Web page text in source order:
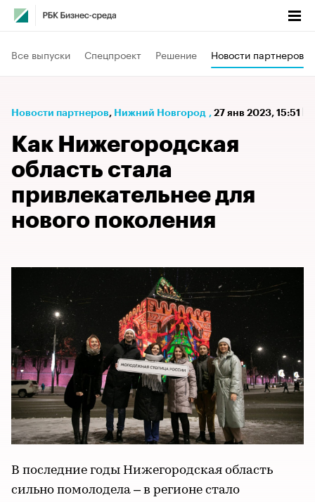
Все выпуски Спецпроект Решение Новости партнеров
Новости партнеров⁠, Нижний Новгород , 27 янв 2023, 15:51
Как Нижегородская
область стала
привлекательнее для
нового поколения
В последние годы Нижегородская область
сильно помолодела – в регионе стало